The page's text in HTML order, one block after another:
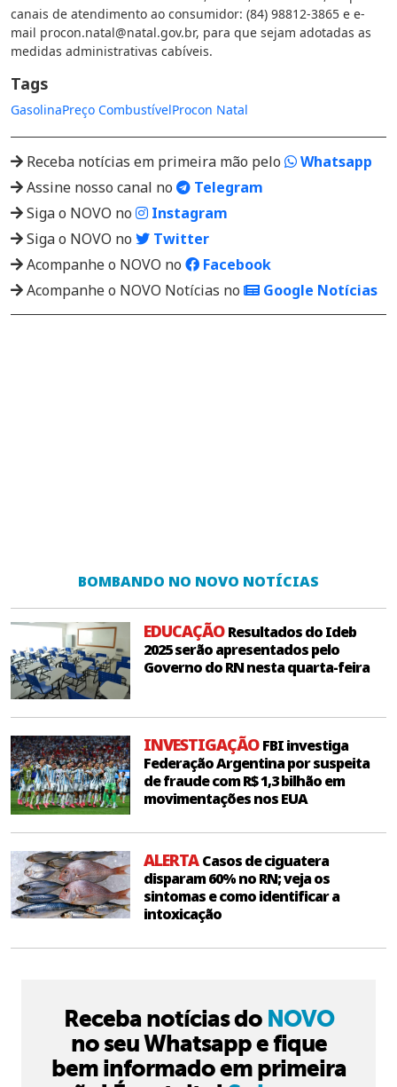
canais de atendimento ao consumidor: (84) 98812-3865 e e-
mail procon.natal@natal.gov.br, para que sejam adotadas as
medidas administrativas cabíveis.
Tags
GasolinaPreço CombustívelProcon Natal
Receba notícias em primeira mão pelo
Whatsapp
Assine nosso canal no
Telegram
Siga o NOVO no
Instagram
Siga o NOVO no
Twitter
Acompanhe o NOVO no
Facebook
Acompanhe o NOVO Notícias no
Google Notícias
BOMBANDO NO NOVO NOTÍCIAS
EDUCAÇÃOResultados do Ideb
2025 serão apresentados pelo
Governo do RN nesta quarta-feira
INVESTIGAÇÃOFBI investiga
Federação Argentina por suspeita
de fraude com R$ 1,3 bilhão em
movimentações nos EUA
ALERTACasos de ciguatera
disparam 60% no RN; veja os
sintomas e como identificar a
intoxicação
Receba notícias do NOVO
no seu Whatsapp e fique
bem informado em primeira